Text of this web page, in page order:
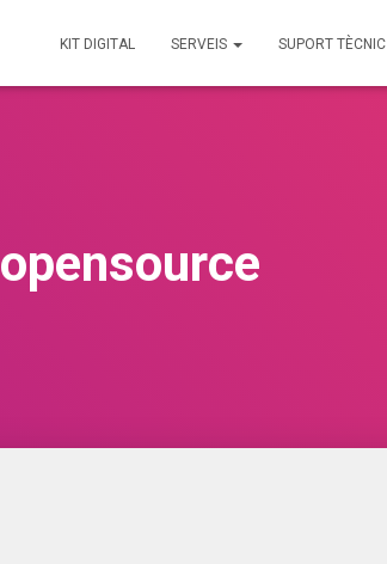
KIT DIGITAL SERVEIS SUPORT TÈCNIC
opensource